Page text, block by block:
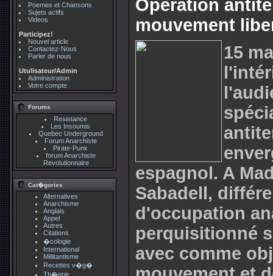
Poemes et Chansons
Sujets actifs
Videos
Participez!
Nouvel article
Contactez-Nous
Parler de nous
Utulisateur/Admin
Administration
Votre compte
Forums
Resistance
Les Insoumis
Quebec Underground
Forum Anarchiste
Pirate-Punk
forum Anarchiste
Revolutionnaire
Cat�gories
Alternatives
Anarchisme
Anglais
Appel
Autres
Citations
�cologie
International
Millitantisme
Recettes v�g�
Th�orie
Opération
mouvement
15
espagnol. A
Sabadell,
d'occupation
perquisitionné
avec comme